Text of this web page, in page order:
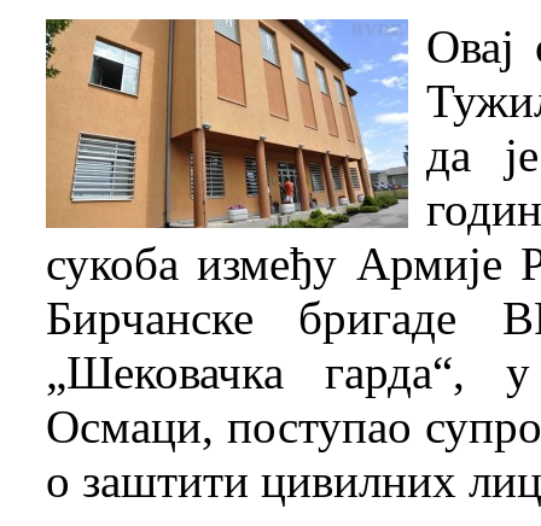
Овај
да
сукоба између
Бирчанске бригаде
„Шековачка гарда“,
Осмаци, поступао
о заштити цивилних